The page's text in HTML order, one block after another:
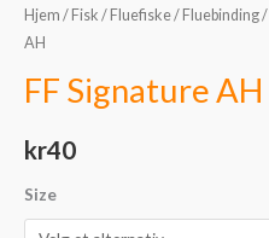
Hjem / Fisk / Fluefiske/ Fluebinding/
AH
FF Signature AH
kr40
Size